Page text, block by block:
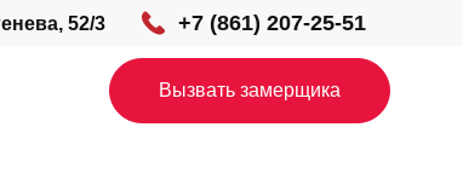
52/3 +7 (861) 207-25-51
Вызвать замерщика